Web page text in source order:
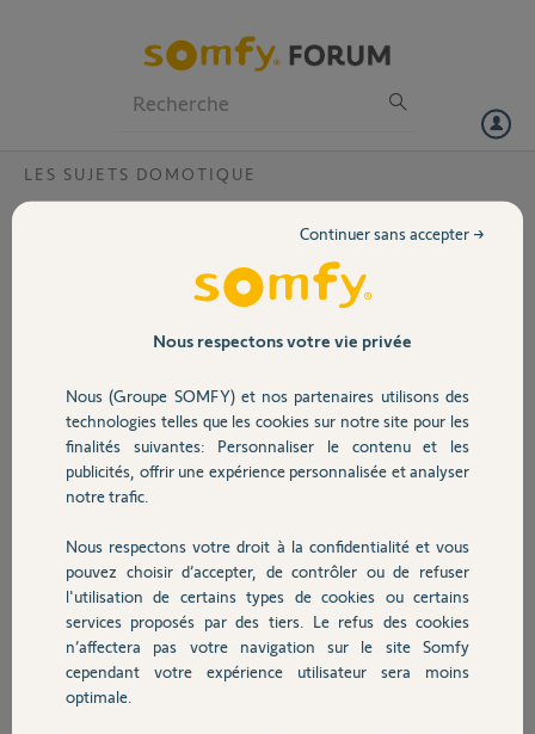
Volet
Sécurité
Domotique
Chauffage
Autres produits
LES SUJETS DOMOTIQUE
Comment ajouter une commande keyGo
Je ne parviens pas à ajouter ma commande KeyGo Io dans Tahoma, il
est indiqué que la led qui clignote doit être verte or la mienne est
Quelqu'un a-t-il eu le même problème ?
Luc V.
il y a presque 8 ans
Participer au fil de discussion
Bonjour Luc,
Etes-vous affirmatif sur le fait qu'il s'agit d'une keygo IO ?
Nous respectons votre vie privée
Nous (Groupe SOMFY) et nos partenaires utilisons des
technologies telles que les cookies sur notre site pour les
finalités suivantes: Personnaliser le contenu et les
publicités, offrir une expérience personnalisée et analyser
notre trafic.
Nous respectons votre droit à la confidentialité et vous
pouvez choisir d’accepter, de contrôler ou de refuser
l'utilisation de certains types de cookies ou certains
services proposés par des tiers. Le refus des cookies
n’affectera pas votre navigation sur le site Somfy
cependant votre expérience utilisateur sera moins
optimale.
Continuer sans accepter →